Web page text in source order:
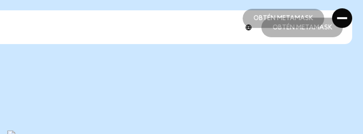
OBTÉN METAMASK
OBTÉN METAMASK
OBTÉN METAMASK